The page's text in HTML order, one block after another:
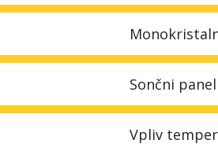
Sončni
Vpliv